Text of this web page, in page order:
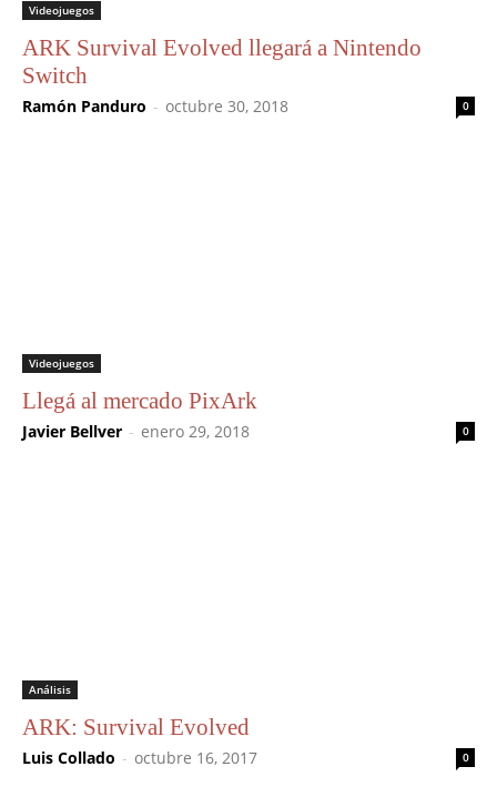
Videojuegos
ARK Survival Evolved llegará a Nintendo
Switch
Ramón Panduro - octubre 30, 2018 0
Videojuegos
Llegá al mercado PixArk
Javier Bellver - enero 29, 2018 0
Análisis
ARK: Survival Evolved
Luis Collado - octubre 16, 2017 0